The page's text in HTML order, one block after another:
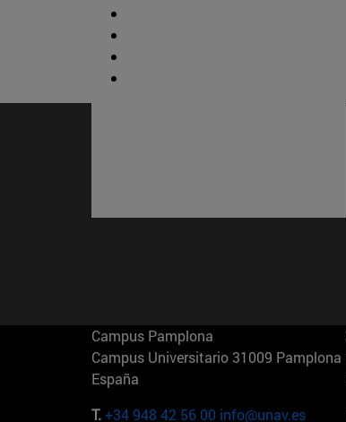
Campus Pamplona
Campus Universitario 31009 Pamplona
España
T.+34 948 42 56 00 info@unav.es